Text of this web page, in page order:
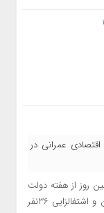
روز از هفته دولت، 33 پروژه اقتصادی عمرانی در
روز از هفته دولت
33 پروژه اقتصادی عمرانی با اعتبار 11 میلیارد تومان و اشتغالزایی 36نفر